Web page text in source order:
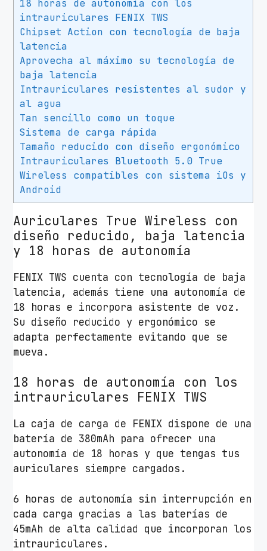
S
c
o
n
e
s
t
e
d
e
c
a
r
g
/
A
u
t
18 horas de autonomía con los
intrauriculares FENIX TWS
Chipset Action con tecnología de baja
latencia
Aprovecha al máximo su tecnología de
baja latencia
Intrauriculares resistentes al sudor y
al agua
Tan sencillo como un toque
Sistema de carga rápida
Tamaño reducido con diseño ergonómico
Intrauriculares Bluetooth 5.0 True
Wireless compatibles con sistema iOs y
Android
Auriculares True Wireless con
diseño reducido, baja latencia
y 18 horas de autonomía
FENIX TWS cuenta con tecnología de baja
latencia, además tiene una autonomía de
18 horas e incorpora asistente de voz.
Su diseño reducido y ergonómico se
adapta perfectamente evitando que se
mueva.
18 horas de autonomía con los
intrauriculares FENIX TWS
La caja de carga de FENIX dispone de una
batería de 380mAh para ofrecer una
autonomía de 18 horas y que tengas tus
auriculares siempre cargados.
6 horas de autonomía sin interrupción en
cada carga gracias a las baterías de
45mAh de alta calidad que incorporan los
intrauriculares.